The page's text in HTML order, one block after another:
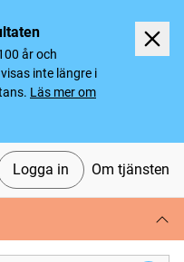
år och
inte längre i
Läs mer om
Logga in Om tjänsten